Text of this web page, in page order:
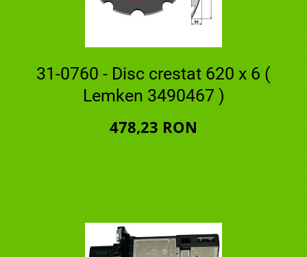
31-0760 - Disc crestat 620 x 6 (
Lemken 3490467 )
478,23 RON